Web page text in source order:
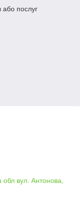
або послуг
обл вул. Антонова,